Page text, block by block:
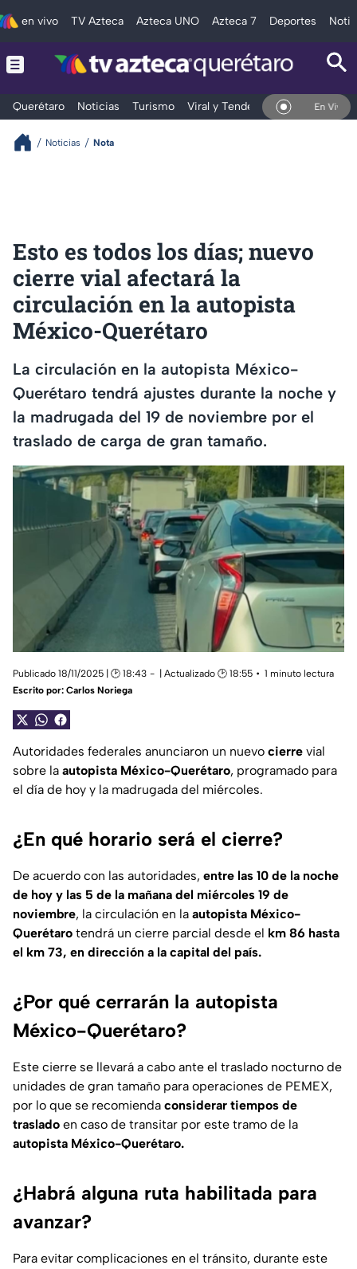
en vivo TV Azteca Azteca UNO Azteca 7 Deportes
Querétaro Noticias Turismo Viral y Tendencia ClimaEn Vivo
Noticias Nota
Esto es todos los días; nuevo
cierre vial afectará la
circulación en la autopista
México-Querétaro
La circulación en la autopista México-
Querétaro tendrá ajustes durante la noche y
la madrugada del 19 de noviembre por el
traslado de carga de gran tamaño.
Publicado 18/11/2025 | 🕑 18:43 | Actualizado 🕑 18:55
1 minuto lectura
Escrito por: Carlos Noriega
Autoridades federales anunciaron un nuevo cierre vial
sobre la autopista México-Querétaro, programado para
el día de hoy y la madrugada del miércoles.
¿En qué horario será el cierre?
De acuerdo con las autoridades, entre las 10 de la noche
de hoy y las 5 de la mañana del miércoles 19 de
noviembre, la circulación en la autopista México-
Querétaro tendrá un cierre parcial desde el km 86 hasta
el km 73, en dirección a la capital del país.
¿Por qué cerrarán la autopista
México-Querétaro?
Este cierre se llevará a cabo ante el traslado nocturno de
unidades de gran tamaño para operaciones de PEMEX,
por lo que se recomienda considerar tiempos de
traslado en caso de transitar por este tramo de la
autopista México-Querétaro.
¿Habrá alguna ruta habilitada para
avanzar?
Para evitar complicaciones en el tránsito, durante este